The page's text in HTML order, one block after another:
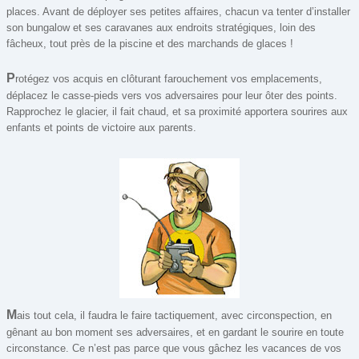
Poker
places. Avant de déployer ses petites affaires, chacun va tenter d’installer
son bungalow et ses caravanes aux endroits stratégiques, loin des
fâcheux, tout près de la piscine et des marchands de glaces !
Protégez vos acquis en clôturant farouchement vos emplacements,
déplacez le casse-pieds vers vos adversaires pour leur ôter des points.
Rapprochez le glacier, il fait chaud, et sa proximité apportera sourires aux
enfants et points de victoire aux parents.
Mais tout cela, il faudra le faire tactiquement, avec circonspection, en
gênant au bon moment ses adversaires, et en gardant le sourire en toute
circonstance. Ce n’est pas parce que vous gâchez les vacances de vos